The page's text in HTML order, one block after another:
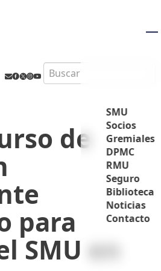
Search
SMU
Socios
Gremiales
DPMC
RMU
Seguro
Biblioteca
Noticias
Contacto
de
para
SMU en